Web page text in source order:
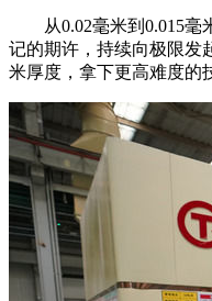
从0.02毫米到0.015
记的期许，持续向极限发
米厚度，拿下更高难度的